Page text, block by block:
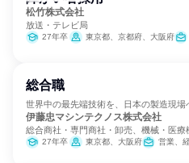
松竹株式会社
放送・テレビ局
27年卒 東京都、京都府、大阪府
総合職
世界中の最先端技術を、日本の製造現場
伊藤忠マシンテクノス株式会社
総合商社・専門商社・卸売、機械・医
27年卒 東京都、大阪府 営業、